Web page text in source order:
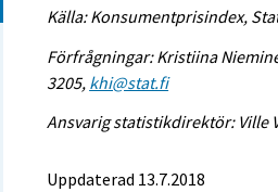
Källa: Konsumentprisindex,
Förfrågningar: Kristiina
3205, khi@stat.fi
Ansvarig statistikdirektör: Ville
Uppdaterad 13.7.2018